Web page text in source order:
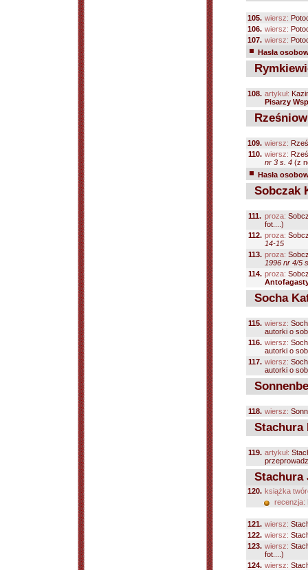
105. wiersz:
106. wiersz:
107. wiersz:
Hasła
108. artykuł:
Pisarzy
109. wiersz:
110. wiersz:
nr 3 s. 4 (z
Hasła
Sobczak
111. proza:
fot....)
112. proza:
14-15
113. proza:
1996 nr 4/5
114. proza:
Socha
115. wiersz:
autorki o
116. wiersz:
autorki o
117. wiersz:
autorki o
118. wiersz:
Stachura
119. artykuł:
Stachura
120. książka
recenzja:
121. wiersz:
122. wiersz:
123. wiersz:
fot....)
124. wiersz: